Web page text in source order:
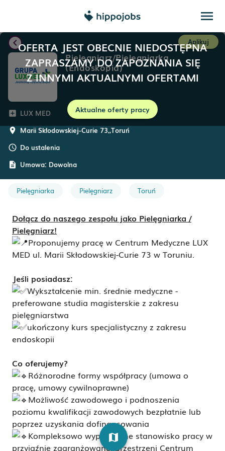
menu
OFERTA JEST OBECNIE NIEDOSTĘPNA
ZAPRASZAMY DO ZAPOZNANIA SIĘ
Z INNYMI AKTUALNYMI OFERTAMI
Aktualne oferty pracy
chevron_left Aplikuj
Pielęgniarz/Pielęgniarka
(Endoskopia)
add_box LUX MED
room Marii Skłodowskiej-Curie 73,,Toruń
schedule Do ustalenia
description Umowa: Dowolna
Pielęgniarka Pielęgniarz Toruń
Dołącz do naszego zespołu jako Pielęgniarka /
Pielęgniarz!
Proponujemy pracę w Centrum Medyczne LUX
MED ul. Marii Skłodowskiej-Curie 73 w Toruniu.
Jeśli posiadasz:
Wykształcenie min. średnie medyczne -
preferowane studia magisterskie z zakresu
pielęgniarstwa
ukończony kurs specjalistyczny z zakresu
endoskopii
Co oferujemy?
Różnorodne formy współpracy (umowa o
pracę, umowy cywilnoprawne)
Możliwość zawodowego i podnoszenia
poziomu kwalifikacji zawodowych bezpłatnie lub
poprzez uzyskania dofinansowania
Kompleksowo wyposażone stanowisko pracy w
przyjaźnie zaaranżowanej przestrzeni Centrum
map